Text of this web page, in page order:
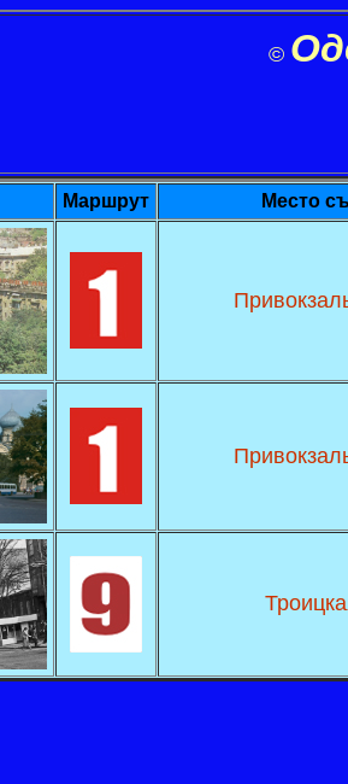
©
Маршрут Место